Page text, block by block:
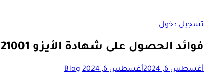
تسجيل دخول
فوائد الحصول على شهادة الأيزو 21001
أغسطس 6, 2024 أغسطس 6, 2024 Blog